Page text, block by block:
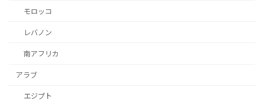
モロッコ
レバノン
南アフリカ
アラブ
エジプト